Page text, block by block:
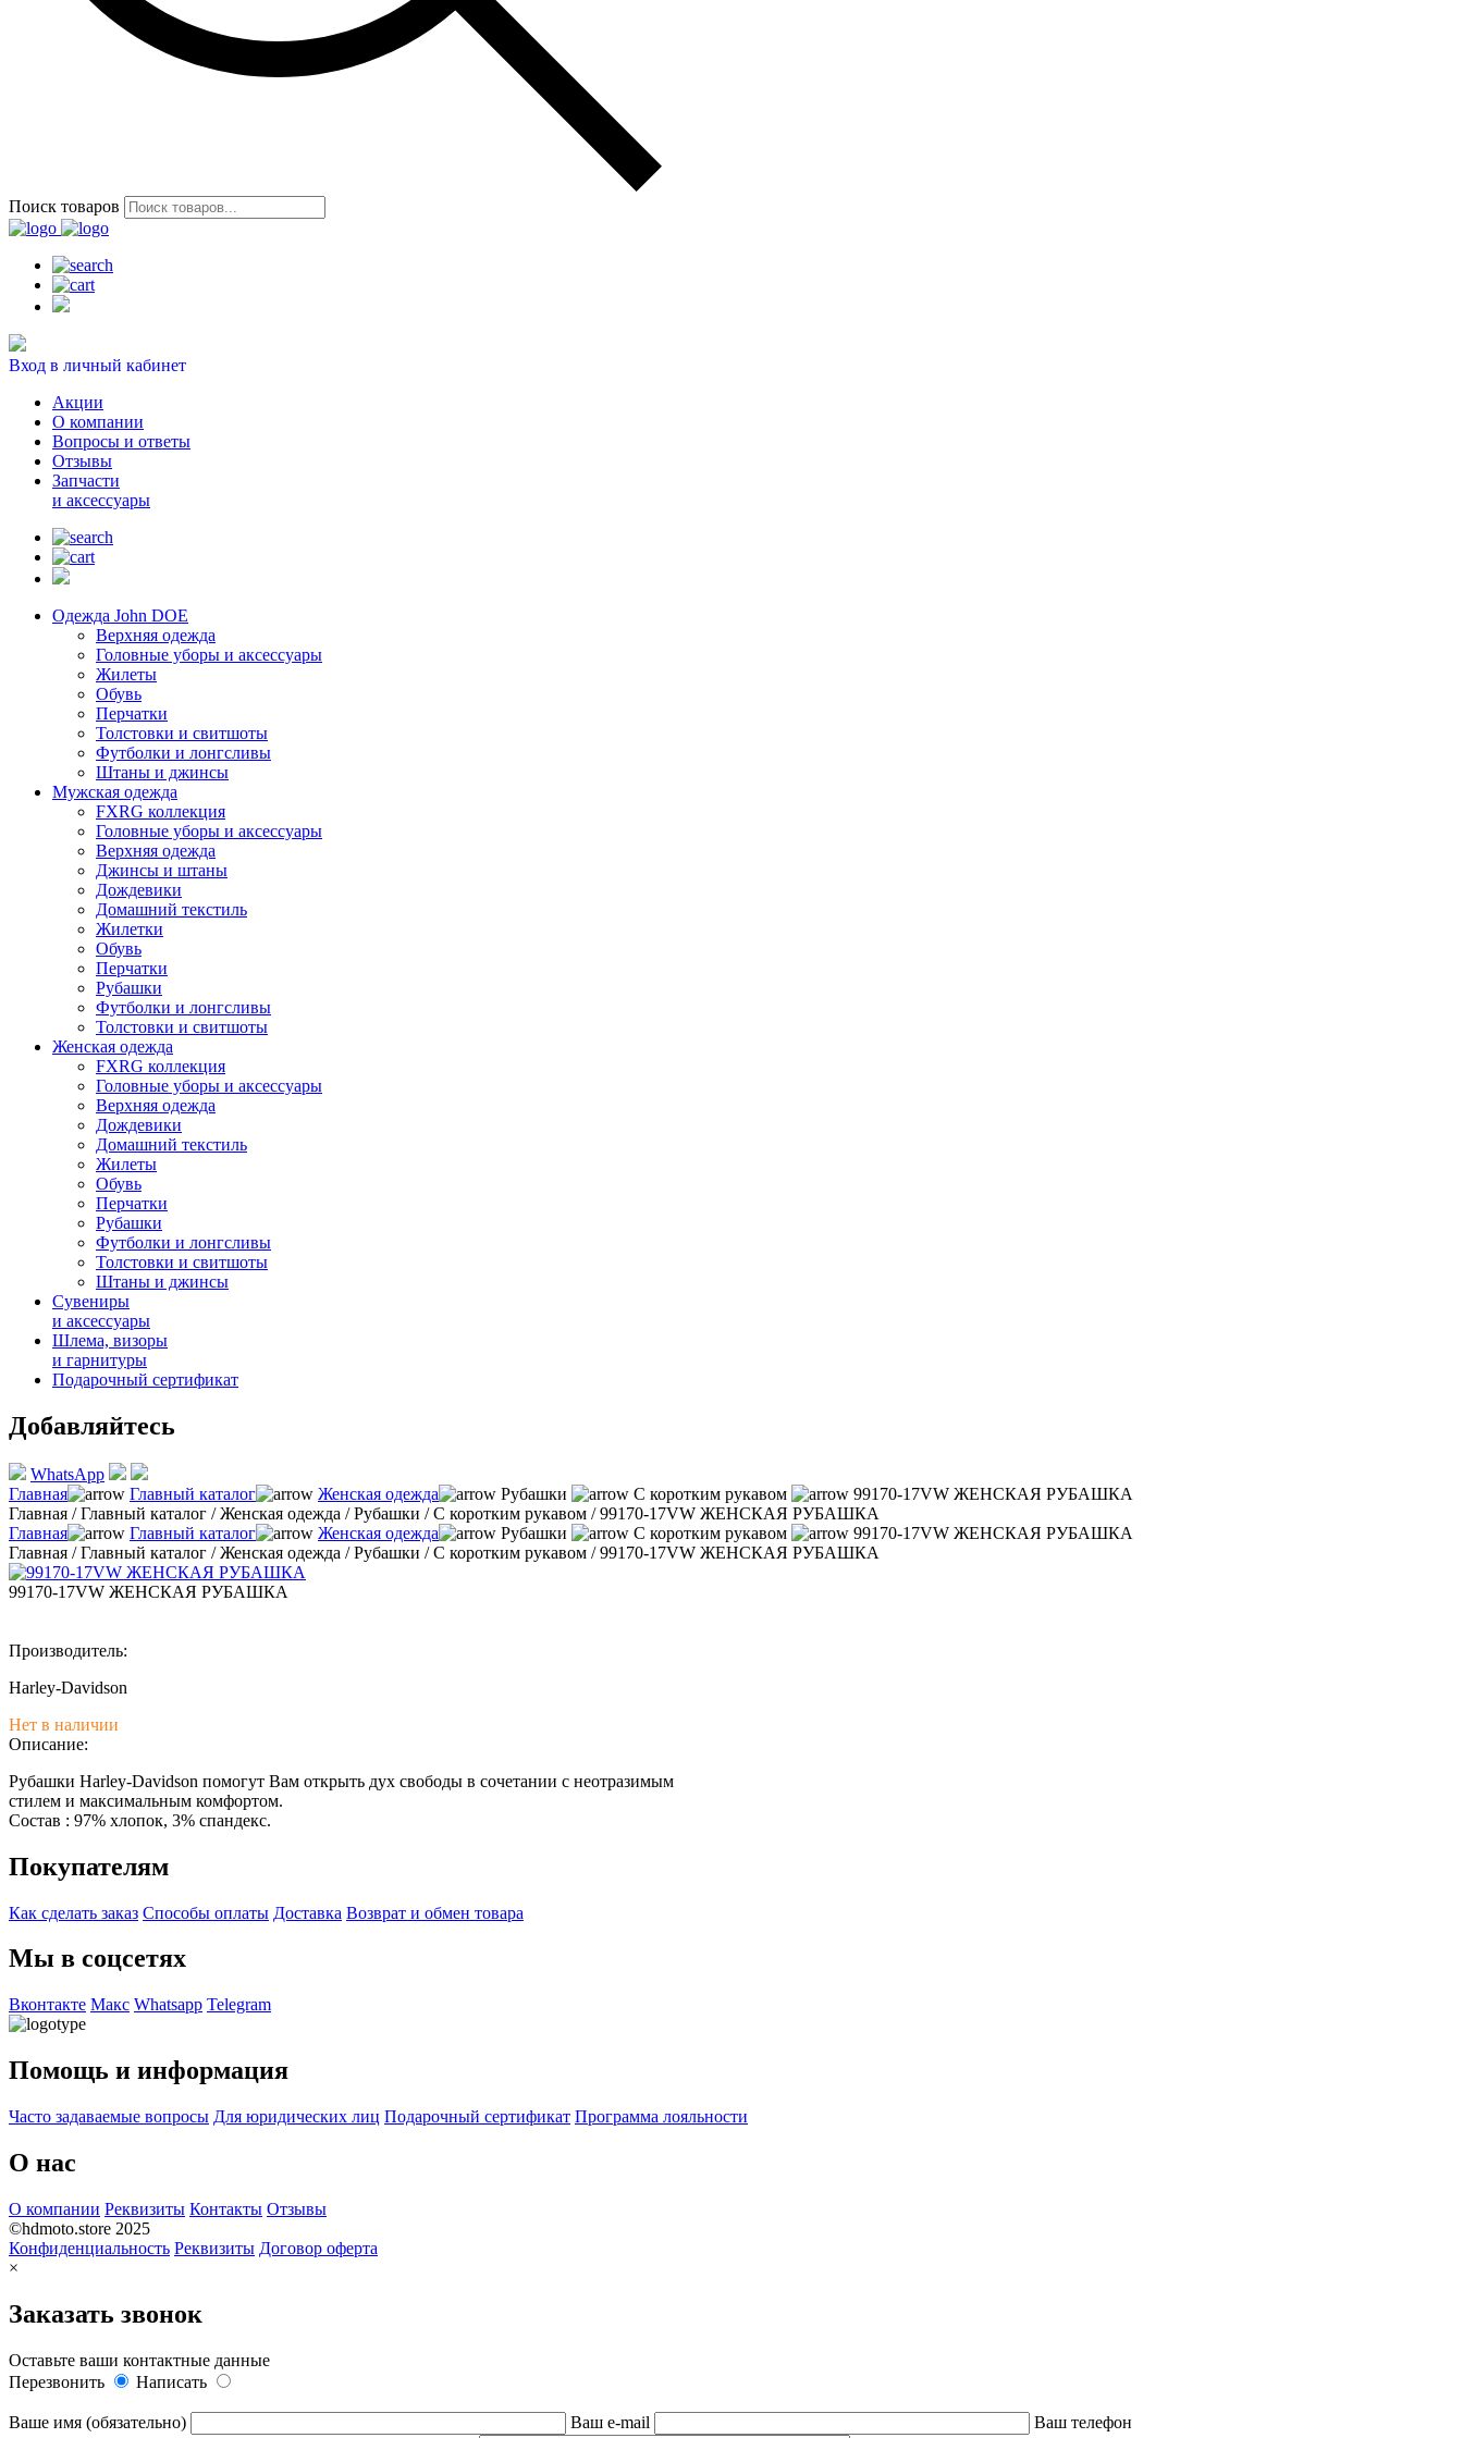
Поиск товаров
Вход в личный кабинет
Акции
О компании
Вопросы и ответы
Отзывы
Запчасти
и аксессуары
Одежда John DOE
Верхняя одежда
Головные уборы и аксессуары
Жилеты
Обувь
Перчатки
Толстовки и свитшоты
Футболки и лонгсливы
Штаны и джинсы
Мужская одежда
FXRG коллекция
Головные уборы и аксессуары
Верхняя одежда
Джинсы и штаны
Дождевики
Домашний текстиль
Жилетки
Обувь
Перчатки
Рубашки
Футболки и лонгсливы
Толстовки и свитшоты
Женская одежда
FXRG коллекция
Головные уборы и аксессуары
Верхняя одежда
Дождевики
Домашний текстиль
Жилеты
Обувь
Перчатки
Рубашки
Футболки и лонгсливы
Толстовки и свитшоты
Штаны и джинсы
Сувениры
и аксессуары
Шлема, визоры
и гарнитуры
Подарочный сертификат
Добавляйтесь
WhatsApp
Главная
Главный каталог Женская одежда Рубашки С коротким рукавом
99170-17VW ЖЕНСКАЯ РУБАШКА
Главная /Главный каталог /Женская одежда /Рубашки /С коротким рукавом /99170-17VW ЖЕНСКАЯ РУБАШКА
Главная
Главный каталог Женская одежда Рубашки С коротким рукавом
99170-17VW ЖЕНСКАЯ РУБАШКА
Главная /Главный каталог /Женская одежда /Рубашки /С коротким рукавом /99170-17VW ЖЕНСКАЯ РУБАШКА
99170-17VW ЖЕНСКАЯ РУБАШКА
Производитель:
Harley-Davidson
Нет в наличии
Описание:
Рубашки Harley-Davidson помогут Вам открыть дух свободы в сочетании с неотразимым
стилем и максимальным комфортом.
Состав : 97% хлопок, 3% спандекс.
Покупателям
Как сделать заказ Способы оплаты Доставка Возврат и обмен товара
Мы в соцсетях
Вконтакте Макс Whatsapp Telegram
Помощь и информация
Часто задаваемые вопросы Для юридических лиц Подарочный сертификат Программа лояльности
О нас
О компании Реквизиты Контакты Отзывы
©hdmoto.store 2025
Конфиденциальность Реквизиты Договор оферта
×
Заказать звонок
Оставьте ваши контактные данные
Перезвонить
Написать
Ваше имя (обязательно) Ваш e-mail Ваш телефон